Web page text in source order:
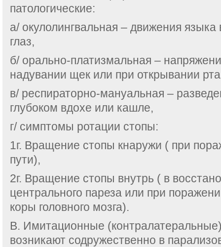
патологические:
а/ окулолингвальная – движения языка
глаз,
б/ орально-платизмальная –
надувании щек или при открывании
в/ респираторно-мануальная –
глубоком вдохе или кашле,
г/ симптомы ротации стопы:
1г. Вращение стопы кнаружи ( при
пути),
2г. Вращение стопы внутрь ( в
центрального пареза или при
коры головного мозга).
В. Имитационные
возникают содружественно в